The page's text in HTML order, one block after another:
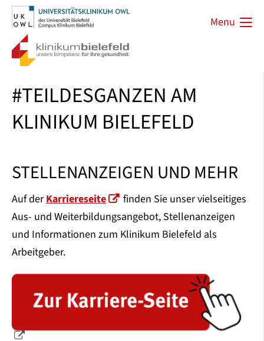
Menu
#TEILDESGANZEN AM
KLINIKUM BIELEFELD
STELLENANZEIGEN UND MEHR
Auf derKarriereseite
finden Sie unser vielseitiges
Aus- und Weiterbildungsangebot, Stellenanzeigen
und Informationen zum Klinikum Bielefeld als
Arbeitgeber.